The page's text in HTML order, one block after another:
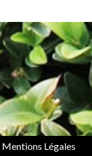
Mentions Légales